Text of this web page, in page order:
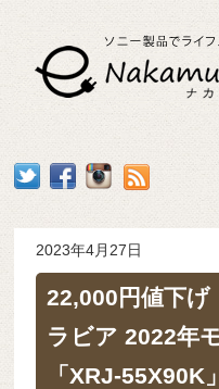
2023年4月27日
22,000円値下
ラビア 2022年
「XRJ-55X90K